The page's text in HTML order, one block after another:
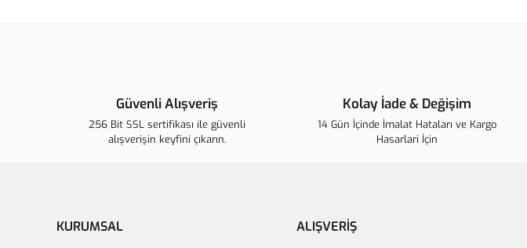
Güvenli Alışveriş
256 Bit SSL sertifikası ile güvenli
alışverişin keyfini çıkarın.
Kolay İade & Değişim
14 Gün İçinde İmalat Hataları ve Kargo
Hasarlari İçin
KURUMSAL ALIŞVERİŞ